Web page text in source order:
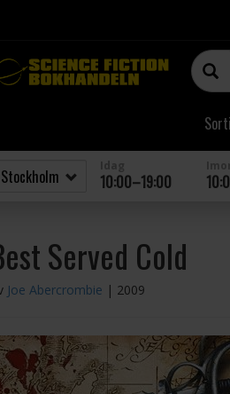
10:00–19:00
Served Cold
Joe Abercrombie | 2009